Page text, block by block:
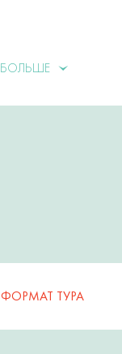
БОЛЬШЕ
ФОРМАТ ТУРА